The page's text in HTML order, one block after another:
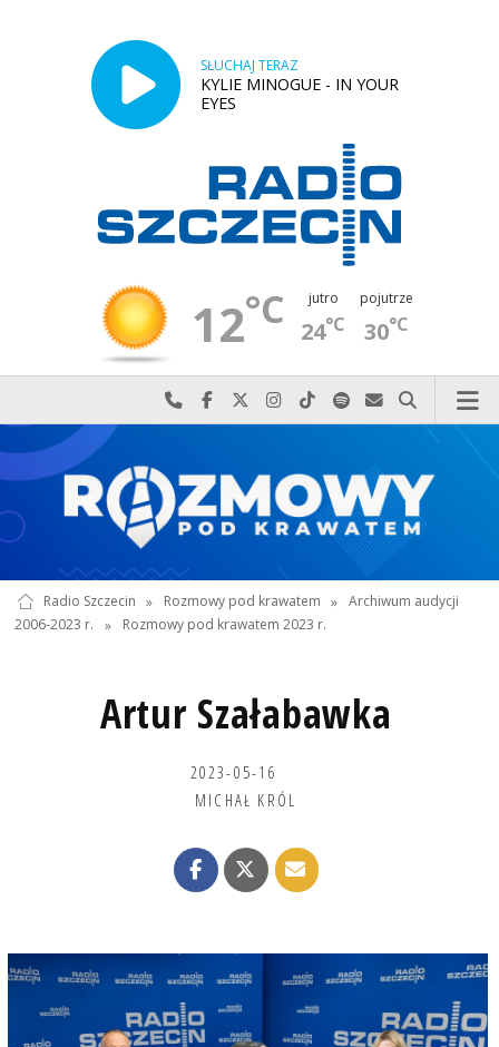
SŁUCHAJ TERAZ
KYLIE MINOGUE - IN YOUR
EYES
12°C jutro
24°C
pojutrze
30°C
Najlepiej po prostu do nas zadzwoń
Odwiedź nas na Facebook-u
Odwiedź nas na X
Odwiedź nas na Instagram-ie
Odwiedź nas na TikTok-u
Szukaj nas na Spotify
Wyślij do nas
Szukaj
Radio Szczecin » Rozmowy pod krawatem » Archiwum audycji
2006-2023 r.
» Rozmowy pod krawatem 2023 r.
Artur Szałabawka
2023-05-16
MICHAŁ KRÓL